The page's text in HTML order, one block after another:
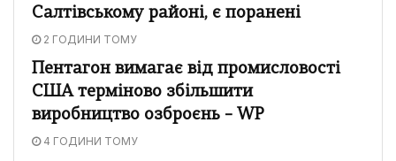
Салтівському районі, є поранені
2 ГОДИНИ ТОМУ
Пентагон вимагає від промисловості
США терміново збільшити
виробництво озброєнь – WP
4 ГОДИНИ ТОМУ